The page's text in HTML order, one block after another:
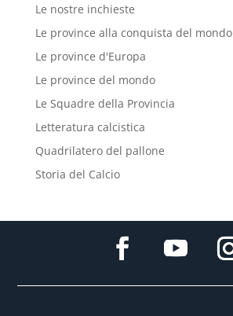
Le nostre inchieste
Le province alla conquista del mondo
Le province d'Europa
Le province del mondo
Le Squadre della Provincia
Letteratura calcistica
Quadrilatero del pallone
Storia del Calcio